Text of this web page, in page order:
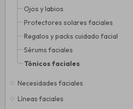
Ojos y labios
Protectores solares faciales
Regalos y packs cuidado facial
Sérums faciales
Tónicos faciales
Necesidades faciales
Líneas faciales